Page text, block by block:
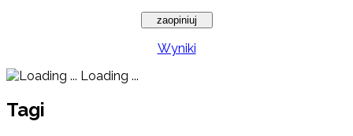
Wyniki
Loading ...
Tagi